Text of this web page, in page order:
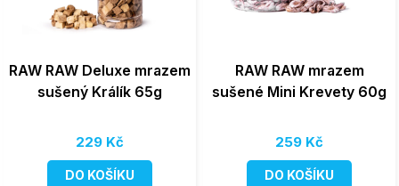
RAW RAW Deluxe mrazem
sušený Králík 65g
229 Kč
DO KOŠÍKU
RAW RAW mrazem
sušené Mini Krevety 60g
259 Kč
DO KOŠÍKU